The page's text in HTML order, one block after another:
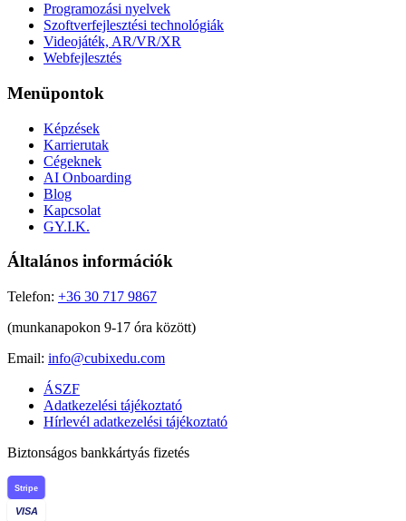
Programozási nyelvek
Szoftverfejlesztési technológiák
Videojáték, AR/VR/XR
Webfejlesztés
Menüpontok
Képzések
Karrierutak
Cégeknek
AI Onboarding
Blog
Kapcsolat
GY.I.K.
Általános információk
Telefon: +36 30 717 9867
(munkanapokon 9-17 óra között)
Email: info@cubixedu.com
ÁSZF
Adatkezelési tájékoztató
Hírlevél adatkezelési tájékoztató
Biztonságos bankkártyás fizetés
Stripe
VISA